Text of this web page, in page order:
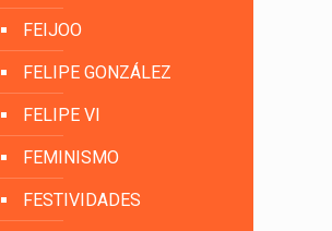
FEIJOO
FELIPE GONZÁLEZ
FELIPE VI
FEMINISMO
FESTIVIDADES